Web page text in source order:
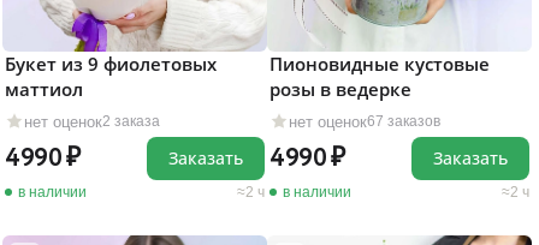
нет оценок2 заказа
Букет из 9 фиолетовых
маттиол
4990
в наличии 2 ч
Заказать
нет оценок67 заказов
Пионовидные кустовые
розы в ведерке
4990
в наличии 2 ч
Заказать